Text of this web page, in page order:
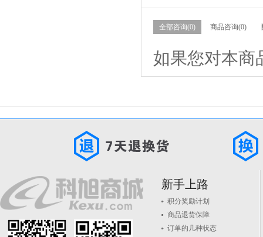
全部咨询(0) 商品咨询(0)
如果您对本商
新手上路
积分奖励计划
商品退货保障
订单的几种状态